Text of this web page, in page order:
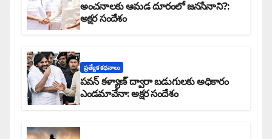
అంచనాలకు ఆమడ దూరంలో జనసేనాని?:
అక్షర సందేశం
ప్రత్యేక కధనాలు
పవన్ కళ్యాణ్ ద్వారా బడుగులకు అధికారం
ఎండమావేనా: అక్షర సందేశం